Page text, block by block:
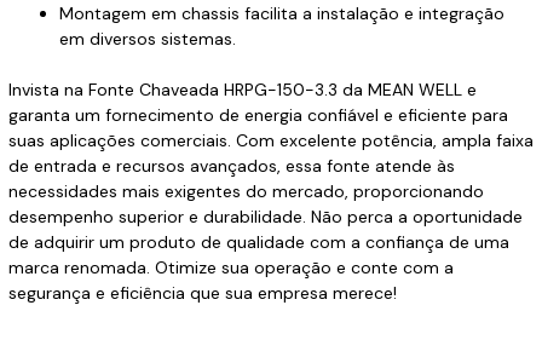
Montagem em chassis facilita a instalação e integração
em diversos sistemas.
Invista na Fonte Chaveada HRPG-150-3.3 da MEAN WELL e
garanta um fornecimento de energia confiável e eficiente para
suas aplicações comerciais. Com excelente potência, ampla faixa
de entrada e recursos avançados, essa fonte atende às
necessidades mais exigentes do mercado, proporcionando
desempenho superior e durabilidade. Não perca a oportunidade
de adquirir um produto de qualidade com a confiança de uma
marca renomada. Otimize sua operação e conte com a
segurança e eficiência que sua empresa merece!